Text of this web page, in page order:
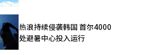
热浪持续侵袭韩国 首尔4000
处避暑中心投入运行